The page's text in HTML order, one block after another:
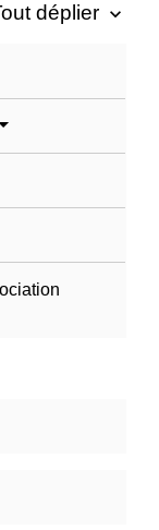
déplier keyboard_arrow_down